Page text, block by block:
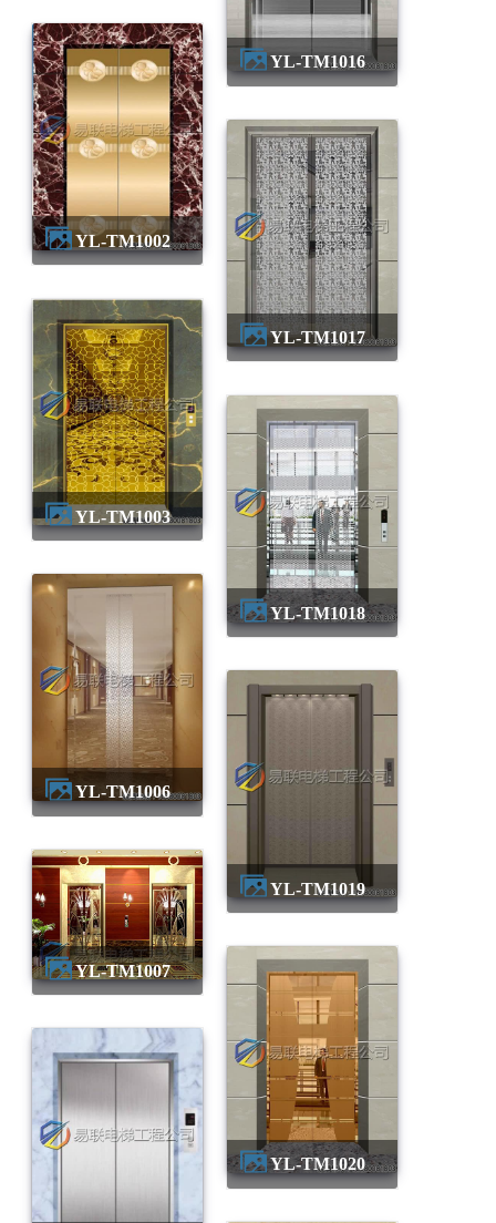
YL-TM1002
YL-TM1003
YL-TM1006
YL-TM1007
YL-TM1016
YL-TM1017
YL-TM1018
YL-TM1019
YL-TM1020